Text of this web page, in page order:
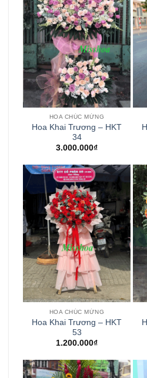
HOA CHÚC MỪNG
Hoa Khai Trương – HKT
34
3.000.000₫
HOA CHÚC MỪNG
Hoa Khai Trương – HKT
53
1.200.000₫